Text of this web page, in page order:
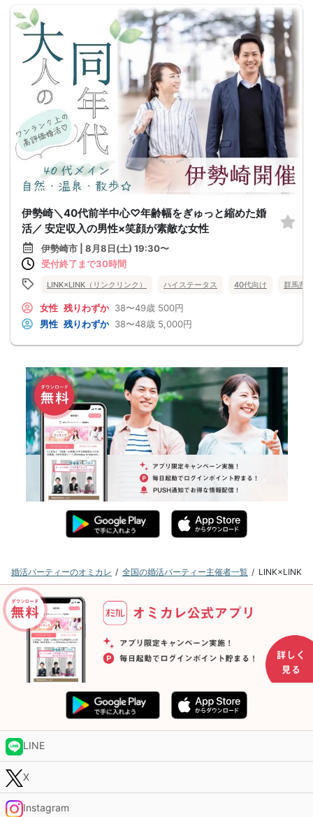
伊勢崎＼40代前半中心♡年齢幅をぎゅっと縮めた婚
活／ 安定収入の男性×笑顔が素敵な女性
伊勢崎市 | 8月8日(土) 19:30〜
受付終了まで30時間
LINK×LINK（リンクリンク） ハイステータス 40代向け 群馬県
女性 残りわずか 38〜49歳 500円
男性 残りわずか 38〜48歳 5,000円
婚活パーティーのオミカレ 全国の婚活パーティー主催者一覧 LINK×LINK（
LINE
X
Instagram